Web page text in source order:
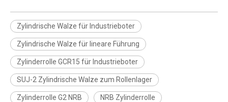
Zylindrische Walze für Industrieboter
Zylindrische Walze für lineare Führung
Zylinderrolle GCR15 für Industrieboter
SUJ-2 Zylindrische Walze zum Rollenlager
Zylinderrolle G2 NRB NRB Zylinderrolle